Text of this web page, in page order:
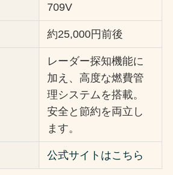
709V
約25,000円前後
レーダー探知機能に
加え、高度な燃費管
理システムを搭載。
安全と節約を両立し
ます。
公式サイトはこちら